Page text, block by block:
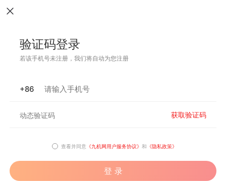
验证码登录
若该手机号未注册，我们将自动为您注册
+86
获取验证码
查看并同意 《九机网用户服务协议》 和 《隐私政策》
登 录